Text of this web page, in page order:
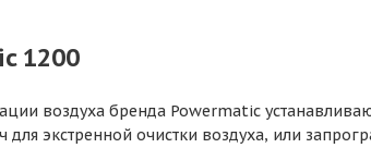
1200
воздуха бренда Powermatic
для экстренной очистки воздуха, или